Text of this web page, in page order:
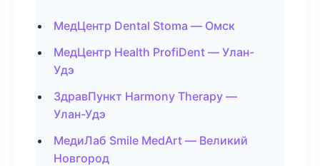
МедЦентр Dental Stoma — Омск
МедЦентр Health ProfiDent — Улан-
Удэ
ЗдравПункт Harmony Therapy —
Улан-Удэ
МедиЛаб Smile MedArt — Великий
Новгород